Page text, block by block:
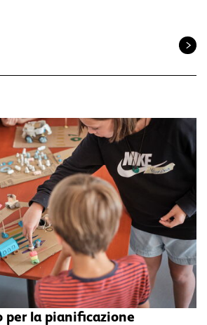
per la pianificazione